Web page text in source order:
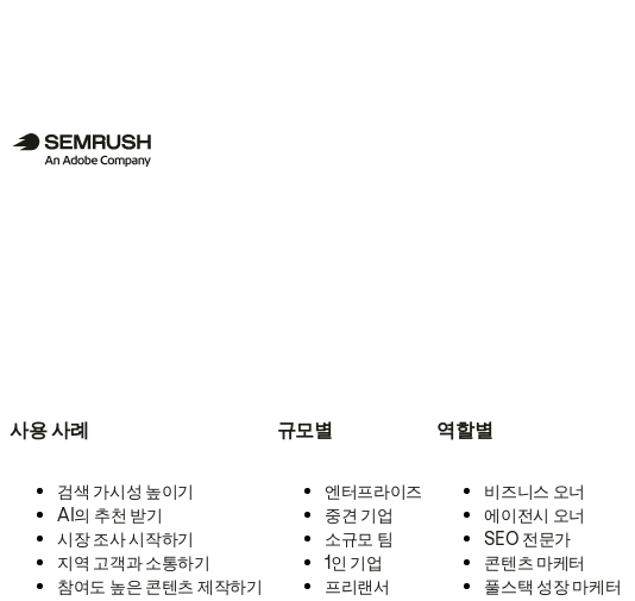
사용 사례
검색 가시성 높이기
AI의 추천 받기
시장 조사 시작하기
지역 고객과 소통하기
참여도 높은 콘텐츠 제작하기
규모별
엔터프라이즈
중견 기업
소규모 팀
1인 기업
프리랜서
역할별
비즈니스 오너
에이전시 오너
SEO 전문가
콘텐츠 마케터
풀스택 성장 마케터